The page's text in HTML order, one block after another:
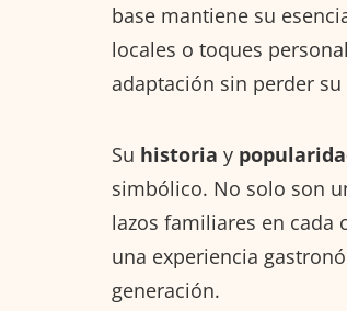
base mantiene su
locales o toques
adaptación sin perder
Su historia y
simbólico. No solo son
lazos familiares en cada
una experiencia
generación.